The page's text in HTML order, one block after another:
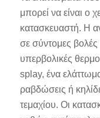
μπορεί να είναι ο
κατασκευαστή. Η
σε σύντομες
υπερβολικές
splay, ένα
ραβδώσεις ή
τεμαχίου. Οι